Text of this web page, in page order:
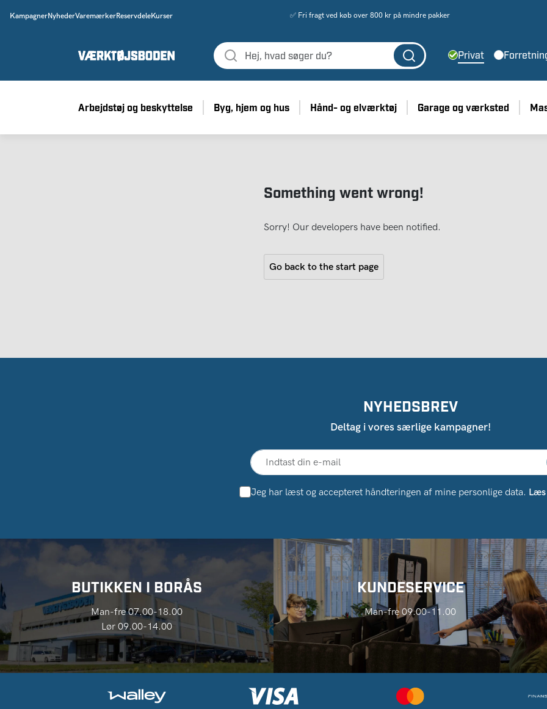
KampagnerNyhederVaremærkerReservdeleKurser ✅ Fri fragt ved køb over 800 kr på mindre pakker
Privat
Arbejdstøj og beskyttelse Byg, hjem og hus Hånd- og elværktøj Garage og værksted
Something went wrong!
Sorry! Our developers have been notified.
Go back to the start page
NYHEDSBREV
Deltag i vores særlige kampagner!
Jeg har læst og accepteret håndteringen af ​​mine personlige data.
BUTIKKEN I BORÅS
Man-fre 07.00-18.00
Lør 09.00-14.00
KUNDESERVICE
Man-fre 09.00-11.00